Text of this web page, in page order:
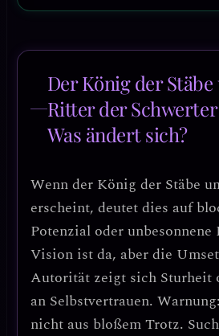
Der König der
Ritter der
Was ändert sich?
Wenn der König der Stäbe
erscheint, deutet dies auf
Potenzial oder unbesonnene
Vision ist da, aber die
Autorität zeigt sich Sturheit
an Selbstvertrauen.
nicht aus bloßem Trotz.